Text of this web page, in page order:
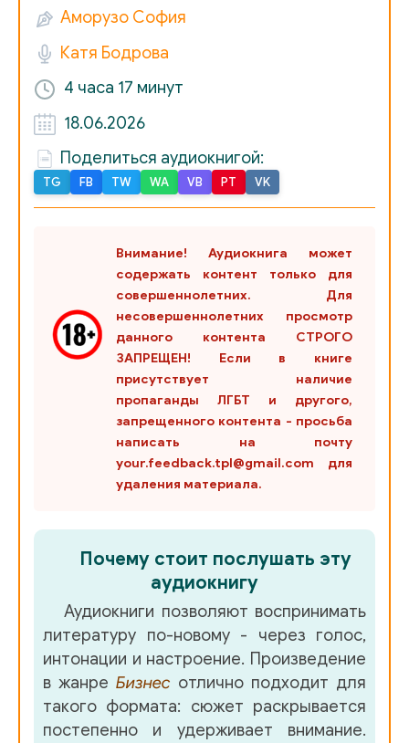
Аморузо София
Катя Бодрова
4 часа 17 минут
18.06.2026
Поделиться аудиокнигой:
TG FB TW WA VB PT VK
Внимание! Аудиокнига может
содержать контент только для
совершеннолетних. Для
несовершеннолетних просмотр
данного контента СТРОГО
ЗАПРЕЩЕН! Если в книге
присутствует наличие
пропаганды ЛГБТ и другого,
запрещенного контента - просьба
написать на почту
your.feedback.tpl@gmail.com для
удаления материала.
Почему стоит послушать эту
аудиокнигу
Аудиокниги позволяют воспринимать
литературу по-новому - через голос,
интонации и настроение. Произведение
в жанре Бизнес отлично подходит для
такого формата: сюжет раскрывается
постепенно и удерживает внимание.